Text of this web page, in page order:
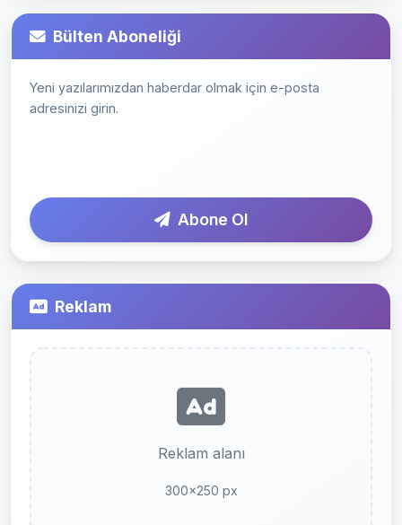
Bülten Aboneliği
Yeni yazılarımızdan haberdar olmak için e-posta
adresinizi girin.
Abone Ol
Reklam
Reklam alanı
300x250 px